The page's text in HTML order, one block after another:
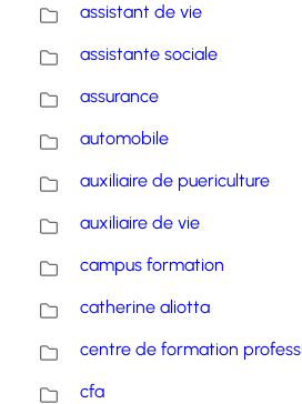
assistant de vie
assistante sociale
assurance
automobile
auxiliaire de puericulture
auxiliaire de vie
campus formation
catherine aliotta
centre de formation
cfa